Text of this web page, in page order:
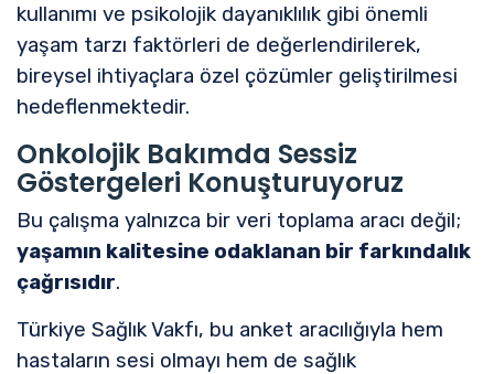
kullanımı ve psikolojik dayanıklılık gibi önemli
yaşam tarzı faktörleri de değerlendirilerek,
bireysel ihtiyaçlara özel çözümler geliştirilmesi
hedeflenmektedir.
Onkolojik Bakımda Sessiz
Göstergeleri Konuşturuyoruz
Bu çalışma yalnızca bir veri toplama aracı değil;
yaşamın kalitesine odaklanan bir farkındalık
çağrısıdır.
Türkiye Sağlık Vakfı, bu anket aracılığıyla hem
hastaların sesi olmayı hem de sağlık